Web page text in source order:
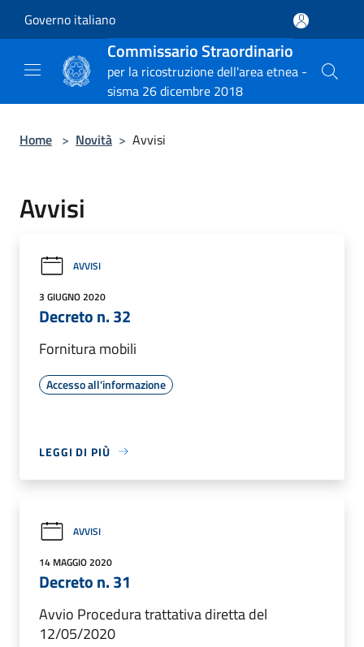
Governo italiano
Commissario Straordinario
per la ricostruzione dell'area etnea -
sisma 26 dicembre 2018
Home > Novità > Avvisi
Avvisi
AVVISI
3 GIUGNO 2020
Decreto n. 32
Fornitura mobili
Accesso all'informazione
LEGGI DI PIÙ
AVVISI
14 MAGGIO 2020
Decreto n. 31
Avvio Procedura trattativa diretta del
12/05/2020